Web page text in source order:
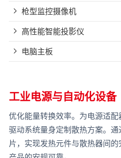
枪型监控摄像机
高性能智能投影仪
电脑主板
工业电源与自动化设备
优化能量转换效率。为电源适
驱动系统量身定制散热方案。
片，实现发热元件与散热器间